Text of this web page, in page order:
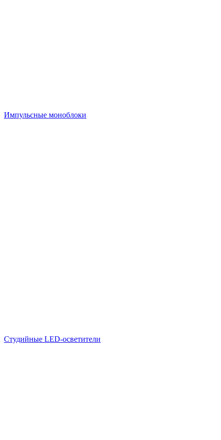
Импульсные моноблоки
Студийные LED-осветители